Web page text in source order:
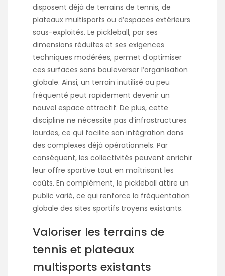
disposent déjà de terrains de tennis, de
plateaux multisports ou d’espaces extérieurs
sous-exploités. Le pickleball, par ses
dimensions réduites et ses exigences
techniques modérées, permet d’optimiser
ces surfaces sans bouleverser l’organisation
globale. Ainsi, un terrain inutilisé ou peu
fréquenté peut rapidement devenir un
nouvel espace attractif. De plus, cette
discipline ne nécessite pas d’infrastructures
lourdes, ce qui facilite son intégration dans
des complexes déjà opérationnels. Par
conséquent, les collectivités peuvent enrichir
leur offre sportive tout en maîtrisant les
coûts. En complément, le pickleball attire un
public varié, ce qui renforce la fréquentation
globale des sites sportifs troyens existants.
Valoriser les terrains de
tennis et plateaux
multisports existants